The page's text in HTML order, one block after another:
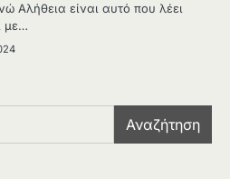
Αλήθεια είναι αυτό που λέει
με…
Αναζήτηση